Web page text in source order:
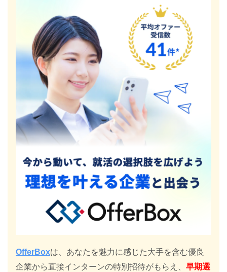
OfferBoxは、あなたを魅力に感じた大手を含む優良
企業から直接インターンの特別招待がもらえ、 早期選